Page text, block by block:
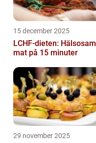
15 december 2025
LCHF-dieten: Hälsosam
mat på 15 minuter
29 november 2025